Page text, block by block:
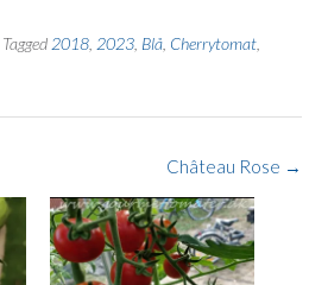
Tagged 2018 2023 Blå Cherrytomat
Château Rose →